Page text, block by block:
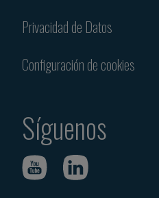
Privacidad de Datos
Configuración de cookies
Síguenos